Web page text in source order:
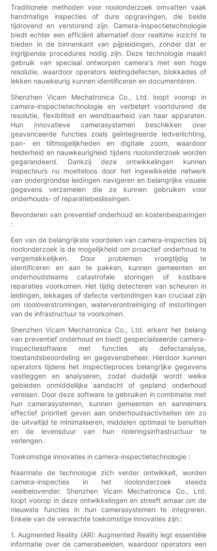
Traditionele methoden voor rioolonderzoek omvatten vaak
handmatige inspecties of dure opgravingen, die beide
tijdrovend en verstorend zijn. Camera-inspectietechnologie
biedt echter een efficiënt alternatief door realtime inzicht te
bieden in de binnenkant van pijpleidingen, zonder dat er
ingrijpende procedures nodig zijn. Deze technologie maakt
gebruik van speciaal ontworpen camera's met een hoge
resolutie, waardoor operators leidingdefecten, blokkades of
lekken nauwkeurig kunnen identificeren en documenteren.
Shenzhen Vicam Mechatronica Co., Ltd. loopt voorop in
camera-inspectietechnologie en verbetert voortdurend de
resolutie, flexibiliteit en wendbaarheid van haar apparaten.
Hun innovatieve camerasystemen beschikken over
geavanceerde functies zoals geïntegreerde ledverlichting,
pan- en tiltmogelijkheden en digitale zoom, waardoor
helderheid en nauwkeurigheid tijdens rioolonderzoek worden
gegarandeerd. Dankzij deze ontwikkelingen kunnen
inspecteurs nu moeiteloos door het ingewikkelde netwerk
van ondergrondse leidingen navigeren en belangrijke visuele
gegevens verzamelen die ze kunnen gebruiken voor
onderhouds- of reparatiebeslissingen.
Bevorderen van preventief onderhoud en kostenbesparingen
:
Een van de belangrijkste voordelen van camera-inspecties bij
rioolonderzoek is de mogelijkheid om proactief onderhoud te
vergemakkelijken. Door problemen vroegtijdig te
identificeren en aan te pakken, kunnen gemeenten en
onderhoudsteams catastrofale storingen of kostbare
reparaties voorkomen. Het tijdig detecteren van scheuren in
leidingen, lekkages of defecte verbindingen kan cruciaal zijn
om riooloverstromingen, waterverontreiniging of instortingen
van de infrastructuur te voorkomen.
Shenzhen Vicam Mechatronica Co., Ltd. erkent het belang
van preventief onderhoud en biedt gespecialiseerde camera-
inspectiesoftware met functies als defectanalyse,
toestandsbeoordeling en gegevensbeheer. Hierdoor kunnen
operators tijdens het inspectieproces belangrijke gegevens
vastleggen en analyseren, zodat duidelijk wordt welke
gebieden onmiddellijke aandacht of gepland onderhoud
vereisen. Door deze software te gebruiken in combinatie met
hun camerasystemen, kunnen gemeenten en aannemers
effectief prioriteit geven aan onderhoudsactiviteiten om zo
de uitvaltijd te minimaliseren, middelen optimaal te benutten
en de levensduur van hun rioleringsinfrastructuur te
verlengen.
Toekomstige innovaties in camera-inspectietechnologie :
Naarmate de technologie zich verder ontwikkelt, worden
camera-inspecties in het rioolonderzoek steeds
veelbelovender. Shenzhen Vicam Mechatronica Co., Ltd.
loopt voorop in deze ontwikkelingen en streeft ernaar om de
nieuwste functies in hun camerasystemen te integreren.
Enkele van de verwachte toekomstige innovaties zijn::
1. Augmented Reality (AR): Augmented Reality legt essentiële
informatie over de camerabeelden, waardoor operators een